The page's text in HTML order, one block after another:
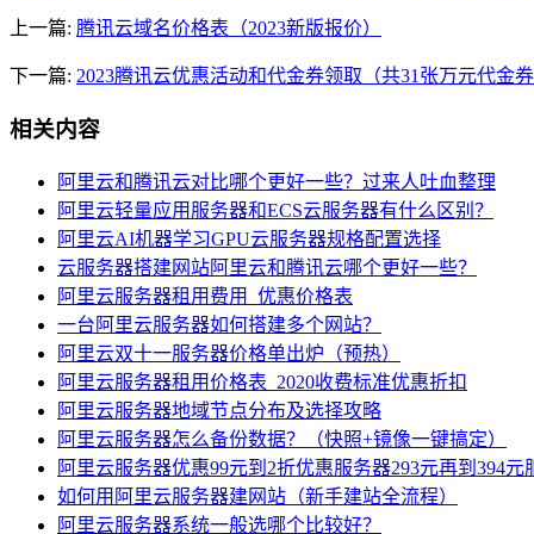
上一篇: 腾讯云域名价格表（2023新版报价）
下一篇: 2023腾讯云优惠活动和代金券领取（共31张万元代金券
相关内容
阿里云和腾讯云对比哪个更好一些？过来人吐血整理
阿里云轻量应用服务器和ECS云服务器有什么区别？
阿里云AI机器学习GPU云服务器规格配置选择
云服务器搭建网站阿里云和腾讯云哪个更好一些？
阿里云服务器租用费用_优惠价格表
一台阿里云服务器如何搭建多个网站？
阿里云双十一服务器价格单出炉（预热）
阿里云服务器租用价格表_2020收费标准优惠折扣
阿里云服务器地域节点分布及选择攻略
阿里云服务器怎么备份数据？（快照+镜像一键搞定）
阿里云服务器优惠99元到2折优惠服务器293元再到394元
如何用阿里云服务器建网站（新手建站全流程）
阿里云服务器系统一般选哪个比较好？